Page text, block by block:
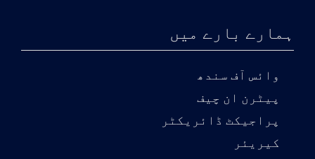
ہمارے بارے میں
وائس آف سندھ
پیٹرن ان چیف
پراجیکٹ ڈائریکٹر
کیریئر